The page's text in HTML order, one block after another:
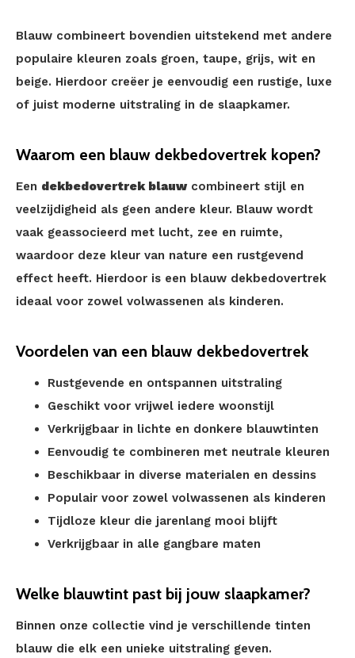
Blauw combineert bovendien uitstekend met andere
populaire kleuren zoals groen, taupe, grijs, wit en
beige. Hierdoor creëer je eenvoudig een rustige, luxe
of juist moderne uitstraling in de slaapkamer.
Waarom een blauw dekbedovertrek kopen?
Een dekbedovertrek blauwcombineert stijl en
veelzijdigheid als geen andere kleur. Blauw wordt
vaak geassocieerd met lucht, zee en ruimte,
waardoor deze kleur van nature een rustgevend
effect heeft. Hierdoor is een blauw dekbedovertrek
ideaal voor zowel volwassenen als kinderen.
Voordelen van een blauw dekbedovertrek
Rustgevende en ontspannen uitstraling
Geschikt voor vrijwel iedere woonstijl
Verkrijgbaar in lichte en donkere blauwtinten
Eenvoudig te combineren met neutrale kleuren
Beschikbaar in diverse materialen en dessins
Populair voor zowel volwassenen als kinderen
Tijdloze kleur die jarenlang mooi blijft
Verkrijgbaar in alle gangbare maten
Welke blauwtint past bij jouw slaapkamer?
Binnen onze collectie vind je verschillende tinten
blauw die elk een unieke uitstraling geven.